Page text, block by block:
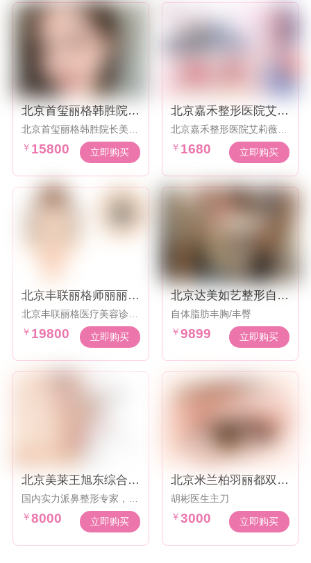
北京首玺丽格韩胜院长
美国强生蓝钻鱼骨线单
折面线雕15800元
北京首玺丽格韩胜院长美国
强生蓝钻鱼骨线单折面线雕
15800元
￥ 15800 立即购买
北京嘉禾整形医院艾莉
薇传奇1680元起~
北京嘉禾整形医院艾莉薇传
奇1680元起，轮廓美学专
场扫码验真
￥ 1680 立即购买
北京丰联丽格师丽丽院
长切开双眼皮4999元
起
北京丰联丽格医疗美容诊所
是由王冀耕教授、师丽丽院
长、袁强博士领衔“如此医
美”医生集团携手联合丽格
集团，于2017年创立的一
家定位于眼部整形和眼修复
￥ 19800 立即购买
北京达美如艺整形自体
脂肪丰胸/丰臀
自体脂肪丰胸/丰臀
￥9899 立即购买
北京美莱王旭东综合鼻
整形
国内实力派鼻整形专家，多
￥8000 立即购买
北京米兰柏羽丽都双眼
皮
胡彬医生主刀
￥3000 立即购买